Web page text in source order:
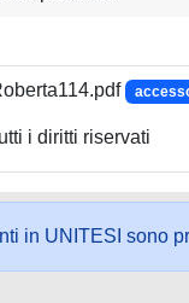
i diritti riservati
in UNITESI sono